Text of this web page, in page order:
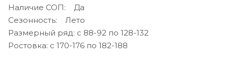
Наличие СОП: Да
Сезонность: Лето
Размерный ряд: с 88-92 по 128-132
Ростовка: с 170-176 по 182-188